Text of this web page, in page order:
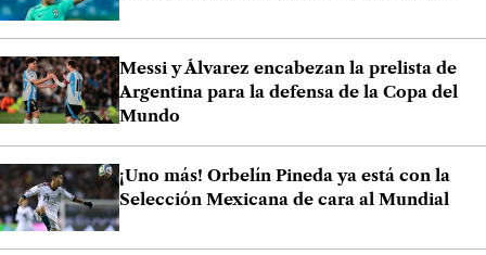
Messi y Álvarez encabezan la prelista de
Argentina para la defensa de la Copa del
Mundo
¡Uno más! Orbelín Pineda ya está con la
Selección Mexicana de cara al Mundial